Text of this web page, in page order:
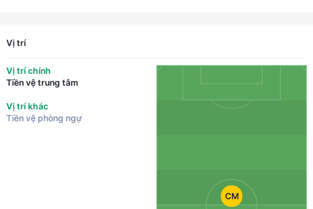
Vị trí
Vị trí chính
Tiền vệ trung tâm
Vị trí khác
Tiền vệ phòng ngự
CM